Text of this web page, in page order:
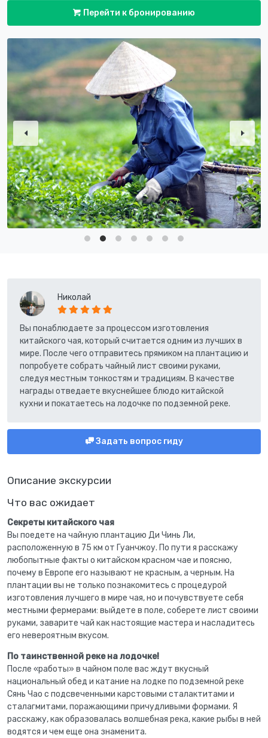
Перейти к бронированию
Описание экскурсии
Что вас ожидает
Секреты китайского чая
Вы поедете на чайную плантацию Ди Чинь Ли,
расположенную в 75 км от Гуанчжоу. По пути я расскажу
любопытные факты о китайском красном чае и поясню,
почему в Европе его называют не красным, а черным. На
плантации вы не только познакомитесь с процедурой
изготовления лучшего в мире чая, но и почувствуете себя
местными фермерами: выйдете в поле, соберете лист своими
руками, заварите чай как настоящие мастера и насладитесь
его невероятным вкусом.
По таинственной реке на лодочке!
После «работы» в чайном поле вас ждут вкусный
национальный обед и катание на лодке по подземной реке
Сянь Чао с подсвеченными карстовыми сталактитами и
сталагмитами, поражающими причудливыми формами. Я
расскажу, как образовалась волшебная река, какие рыбы в ней
водятся и чем еще она знаменита.
Николай
Вы понаблюдаете за процессом изготовления
китайского чая, который считается одним из лучших в
мире. После чего отправитесь прямиком на плантацию и
попробуете собрать чайный лист своими руками,
следуя местным тонкостям и традициям. В качестве
награды отведаете вкуснейшее блюдо китайской
кухни и покатаетесь на лодочке по подземной реке.
Задать вопрос гиду